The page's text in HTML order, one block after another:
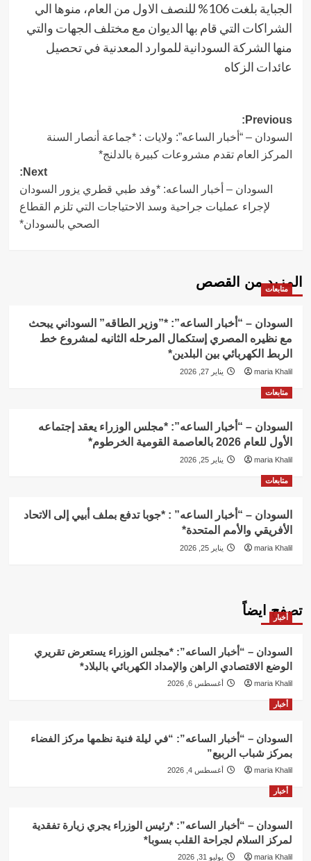
الجباية بلغت 106% للنصف الاول من العام، منوها الي
الشراكات التي قام بها الديوان مع مختلف الجهات والتي
منها الشركة السودانية للموارد المعدنية في تحصيل
عائدات الزكاه
Post
navigation
Previous:
السودان – “أخبار الساعه”: ولايات : *جماعة أنصار السنة
المركز العام تقدم مشروعات كبيرة بالدلنج*
Next:
السودان – أخبار الساعه: *وفد طبي قطري يزور السودان
لإجراء عمليات جراحية وسد الاحتياجات التي تلزم القطاع
الصحي بالسودان*
المزيد من القصص
متابعات
السودان – “أخبار الساعه”: *”وزير الطاقه” السوداني يبحث
مع نظيره المصري إستكمال المرحله الثانيه لمشروع خط
الربط الكهربائي بين البلدين*
maria Khalil يناير 27, 2026
متابعات
السودان – “أخبار الساعه”: *مجلس الوزراء يعقد إجتماعه
الأول للعام 2026 بالعاصمة القومية الخرطوم*
maria Khalil يناير 25, 2026
متابعات
السودان – “أخبار الساعه” : *جوبا تدفع بملف أبيي إلى الاتحاد
الأفريقي والأمم المتحدة*
maria Khalil يناير 25, 2026
تصفح ايضاً
أخبار
السودان – “أخبار الساعه”: *مجلس الوزراء يستعرض تقريري
الوضع الاقتصادي الراهن والإمداد الكهربائي بالبلاد*
maria Khalil أغسطس 6, 2026
أخبار
السودان – “أخبار الساعه”: “في ليلة فنية نظمها مركز الفضاء
بمركز شباب الربيع”
maria Khalil أغسطس 4, 2026
أخبار
السودان – “أخبار الساعه”: *رئيس الوزراء يجري زيارة تفقدية
لمركز السلام لجراحة القلب بسوبا*
maria Khalil يوليو 31, 2026